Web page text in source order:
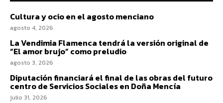
Cultura y ocio en el agosto menciano
agosto 4, 2026
La Vendimia Flamenca tendrá la versión original de
“El amor brujo” como preludio
agosto 3, 2026
Diputación financiará el final de las obras del futuro
centro de Servicios Sociales en Doña Mencía
julio 31, 2026